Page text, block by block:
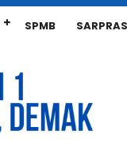
SPMB SARPRAS